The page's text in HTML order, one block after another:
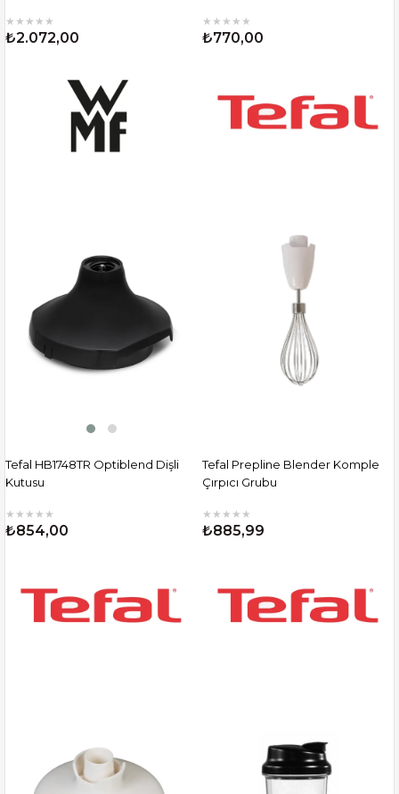
★ ★ ★ ★ ★
₺2.072,00
★ ★ ★ ★ ★
₺770,00
Tefal HB1748TR Optiblend Dişli
Kutusu
★ ★ ★ ★ ★
₺854,00
Tefal Prepline Blender Komple
Çırpıcı Grubu
★ ★ ★ ★ ★
₺885,99